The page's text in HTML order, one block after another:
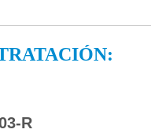
R